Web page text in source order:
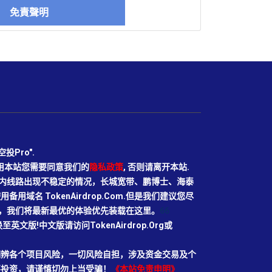
聲明
投Pro".
站您需要同意我们的隐私政策, 否则请离开本站.
线路出现不稳定的情况，长城宽带、鹏博士、海泰
备用域名 TokenAirdrop.Com.但是我们建议您尽
们将最新最优的体验优先装载在这里。
英文版!中文版请访问TokenAirdrop.Org或
各个项目风险，一切风险自担，涉及资金交易及个
资，请谨慎切勿上当受骗！
《本站免责申明》